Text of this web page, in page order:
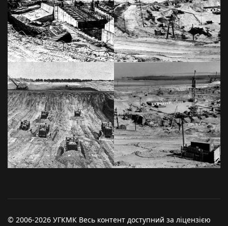
© 2006-2026 УГКМК Весь контент доступний за ліцензією